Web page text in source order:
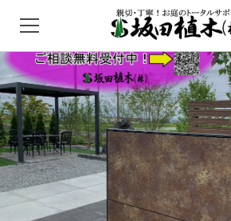
HOME
ガーデンセンター
外構/エクステリア
インフォメーション